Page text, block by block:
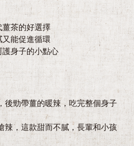
薑茶的好選擇
能促進循環
身子的小點心
後勁帶薑的暖辣，吃完整個身子
辣，這款甜而不膩，長輩和小孩